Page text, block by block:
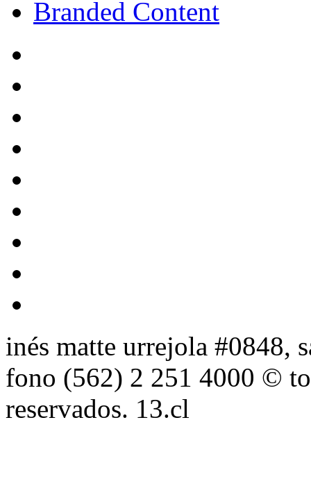
Branded Content
inés matte urrejola #0848,
fono (562) 2 251 4000 ©
reservados. 13.cl